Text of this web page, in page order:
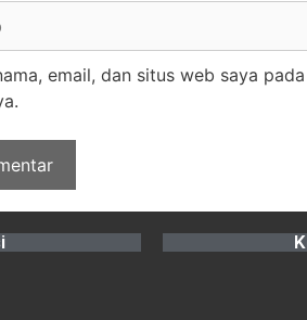
email, dan situs web saya